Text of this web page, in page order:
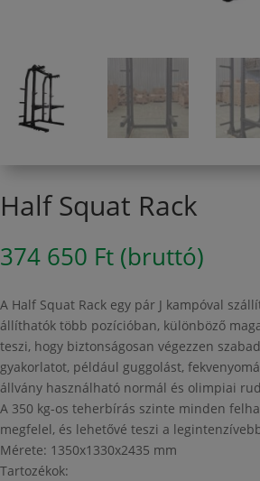
Half Squat Rack
374 650 Ft (bruttó)
A Half Squat Rack egy pár J kampóval
állíthatók több pozícióban, különböző
teszi, hogy biztonságosan végezzen
gyakorlatot, például guggolást,
állvány használható normál és olimpiai
A 350 kg-os teherbírás szinte minden
megfelel, és lehetővé teszi a
Mérete: 1350x1330x2435 mm
Tartozékok: